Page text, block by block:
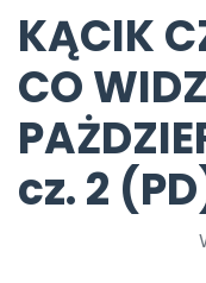
KĄCIK
CO
cz. 2